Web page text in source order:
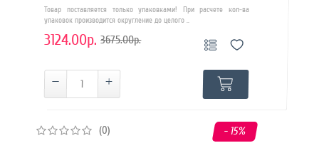
Товар поставляется только упаковками! При расчете кол-ва
упаковок производится округление до целого ..
3124.00р. 3675.00р.
(0) - 15%